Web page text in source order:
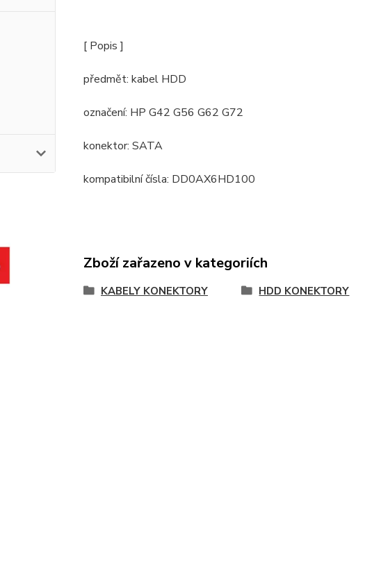
[ Popis ]
předmět: kabel HDD
označení: HP G42 G56 G62 G72
konektor: SATA
kompatibilní čísla: DD0AX6HD100
Zboží zařazeno v kategoriích
KABELY KONEKTORY HDD KONEKTORY